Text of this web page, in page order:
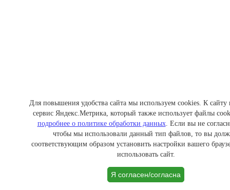
Для повышения удобства сайта мы используем cookies. К сайту
сервис Яндекс.Метрика, который также использует файлы
подробнее о политике обработки данных. Если вы не
чтобы мы использовали данный тип файлов, то вы
соответствующим образом установить настройки вашего
использовать сайт.
Я согласен/согласна